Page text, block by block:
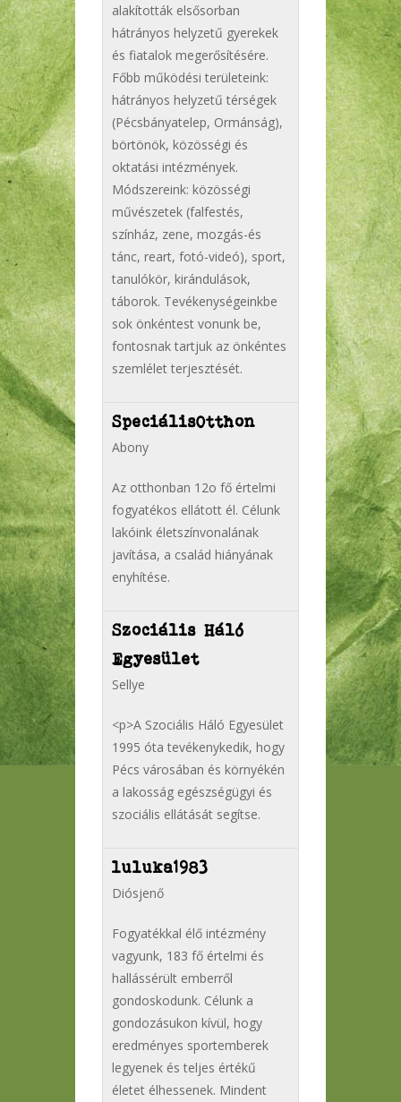
alakították elsősorban
hátrányos helyzetű gyerekek
és fiatalok megerősítésére.
Főbb működési területeink:
hátrányos helyzetű térségek
(Pécsbányatelep, Ormánság),
börtönök, közösségi és
oktatási intézmények.
Módszereink: közösségi
művészetek (falfestés,
színház, zene, mozgás-és
tánc, reart, fotó-videó), sport,
tanulókör, kirándulások,
táborok. Tevékenységeinkbe
sok önkéntest vonunk be,
fontosnak tartjuk az önkéntes
szemlélet terjesztését.
SpeciálisOtthon
Abony
Az otthonban 12o fő értelmi
fogyatékos ellátott él. Célunk
lakóink életszínvonalának
javítása, a család hiányának
enyhítése.
Szociális Háló
Egyesület
Sellye
<p>A Szociális Háló Egyesület
1995 óta tevékenykedik, hogy
Pécs városában és környékén
a lakosság egészségügyi és
szociális ellátását segítse.
luluka1983
Diósjenő
Fogyatékkal élő intézmény
vagyunk, 183 fő értelmi és
hallássérült emberről
gondoskodunk. Célunk a
gondozásukon kívül, hogy
eredményes sportemberek
legyenek és teljes értékű
életet élhessenek. Mindent